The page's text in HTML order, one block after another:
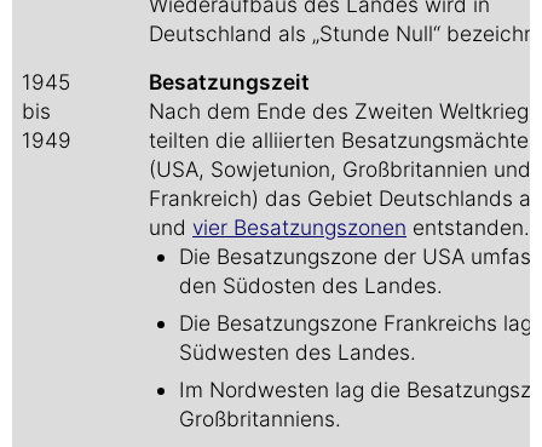
Deutschland als „Stunde Null“
1945
bis
1949
Besatzungszeit
Nach dem Ende des Zweiten Weltkriegs
teilten die alliierten Besatzungsmächte
(USA, Sowjetunion, Großbritannien und
Frankreich) das Gebiet Deutschlands
und vier Besatzungszonen entstanden.
Die Besatzungszone der USA
den Südosten des Landes.
Die Besatzungszone Frankreichs lag
Südwesten des Landes.
Im Nordwesten lag die
Großbritanniens.